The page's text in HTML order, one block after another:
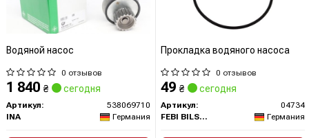
Водяной насос
0 отзывов
1 840 ₴ сегодня
Артикул:
538069710
INA
Германия
Прокладка водяного насоса
0 отзывов
49 ₴ сегодня
Артикул:
04734
FEBI BILSTEIN
Германия